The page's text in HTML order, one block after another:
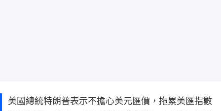
美國總統特朗普表示不擔心美元匯價，拖累美匯指數